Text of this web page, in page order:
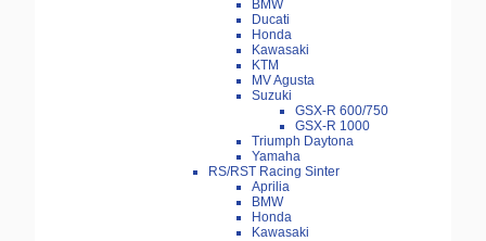
BMW
Ducati
Honda
Kawasaki
KTM
MV Agusta
Suzuki
GSX-R 600/750
GSX-R 1000
Triumph Daytona
Yamaha
RS/RST Racing Sinter
Aprilia
BMW
Honda
Kawasaki